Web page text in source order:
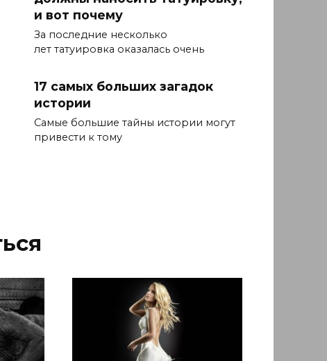
и вот почему
За последние несколько
лет татуировка оказалась очень
17 самых больших загадок
истории
Самые большие тайны истории могут
привести к тому